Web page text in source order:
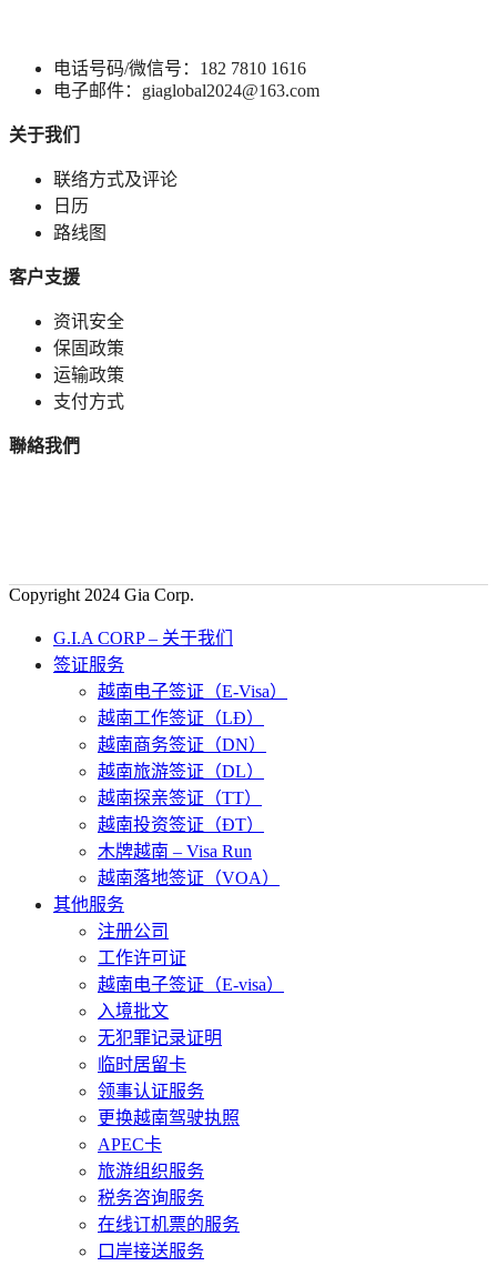
电话号码/微信号：182 7810 1616
电子邮件：giaglobal2024@163.com
关于我们
联络方式及评论
日历
路线图
客户支援
资讯安全
保固政策
运输政策
支付方式
聯絡我們
Copyright 2024 Gia Corp.
G.I.A CORP – 关于我们
签证服务
越南电子签证（E-Visa）
越南工作签证（LĐ）
越南商务签证（DN）
越南旅游签证（DL）
越南探亲签证（TT）
越南投资签证（ĐT）
木牌越南 – Visa Run
越南落地签证（VOA）
其他服务
注册公司
工作许可证
越南电子签证（E-visa）
入境批文
无犯罪记录证明
临时居留卡
领事认证服务
更换越南驾驶执照
APEC卡
旅游组织服务
税务咨询服务
在线订机票的服务
口岸接送服务